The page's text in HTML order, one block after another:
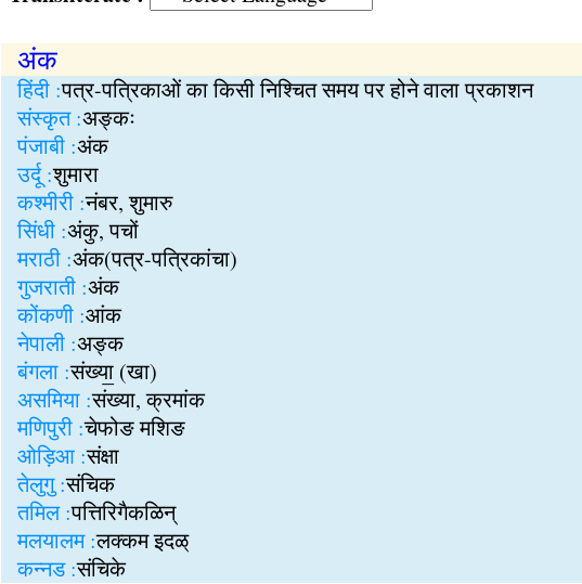
अंक
हिंदी :पत्र-पत्रिकाओं का किसी निश्चित समय पर होने वाला प्रकाशन
संस्कृत :अङ्कः
पंजाबी :अंक
उर्दू :शुमारा
कश्मीरी :नंबर, शुमारु
सिंधी :अंकु, पचों
मराठी :अंक(पत्र-पत्रिकांचा)
गुजराती :अंक
कोंकणी :आंक
नेपाली :अङ्क
बंगला :संख्या॒ (खा)
असमिया :संख्या, क्रमांक
मणिपुरी :चेफोङ मशिङ
ओड़िआ :संक्षा
तेलुगु :संचिक
तमिल :पत्तिरिगैकळिन्
मलयालम :लक्कम इदळ्
कन्नड :संचिके